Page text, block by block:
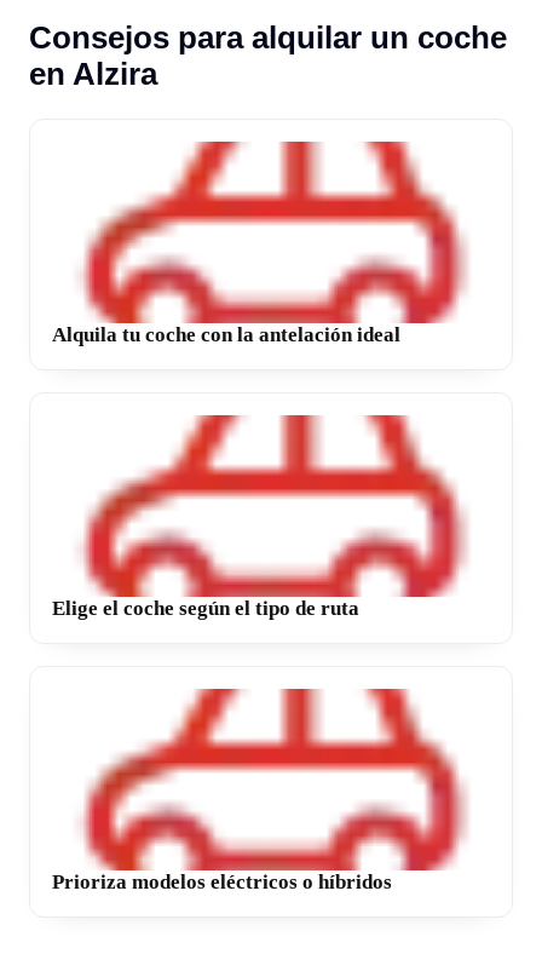
Consejos para alquilar un coche
en Alzira
Alquila tu coche con la antelación ideal
Elige el coche según el tipo de ruta
Prioriza modelos eléctricos o híbridos